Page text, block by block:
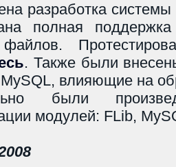
разработка
полная
файлов.
. Также были
влияющие на
были
модулей: FLib,